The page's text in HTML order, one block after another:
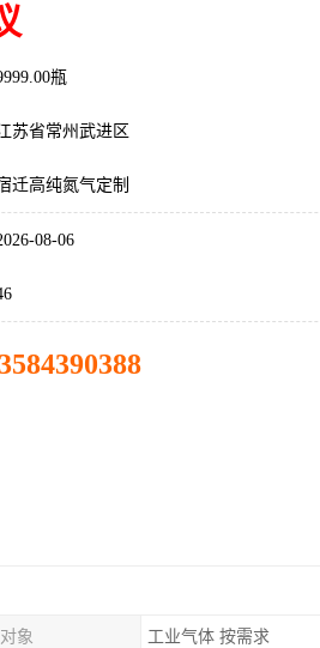
瓶
苏省常州武进区
迁高纯氮气定制
08-06
象 工业气体 按需求